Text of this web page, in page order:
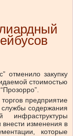
отменило закупку
стоимостью
предприятие
службы содержания
инфраструктуры
изменения в
которые